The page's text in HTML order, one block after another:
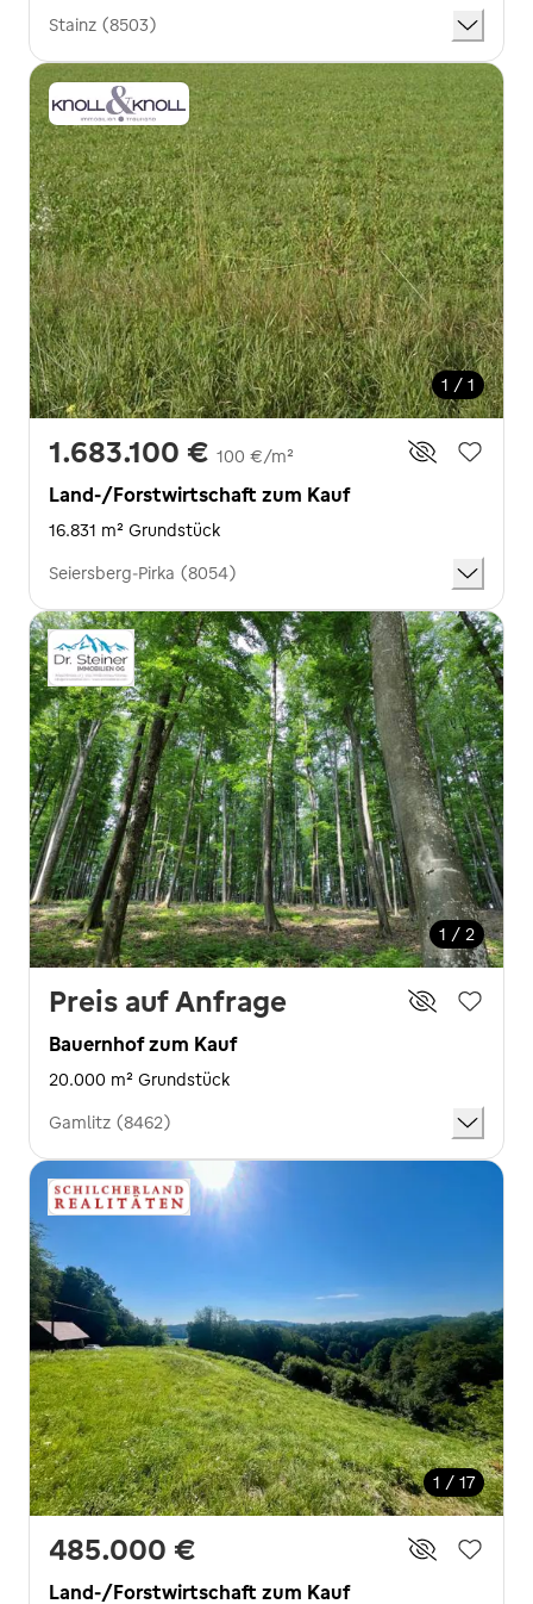
Stainz (8503)
1 / 1
1.683.100 € 100 €/m²
Land-/Forstwirtschaft zum Kauf
16.831 m² Grundstück
Seiersberg-Pirka (8054)
1 / 2
Preis auf Anfrage
Bauernhof zum Kauf
20.000 m² Grundstück
Gamlitz (8462)
1 / 17
485.000 €
Land-/Forstwirtschaft zum Kauf